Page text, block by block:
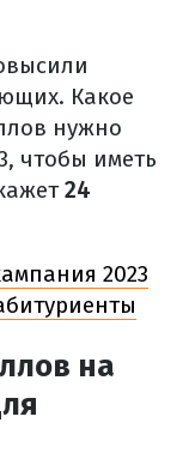
Какое
нужно
чтобы иметь
24
2023
на